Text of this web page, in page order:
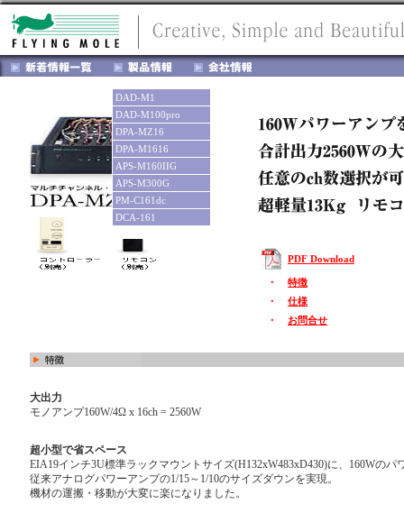
PDF Download
・
特徴
・
仕様
・
お問合せ
大出力
モノアンプ160W/4Ω x 16ch = 2560W
超小型で省スペース
EIA19インチ3U標準ラックマウントサイズ(H132xW483xD430)に、160Wのパ
従来アナログパワーアンプの1/15～1/10のサイズダウンを実現。
機材の運搬・移動が大変に楽になりました。
DAD-M1
DAD-M100pro
DPA-MZ16
DPA-M1616
APS-M160IIG
APS-M300G
PM-C161dc
DCA-161